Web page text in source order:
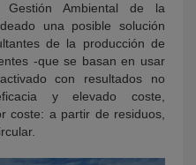
Ambiental de la
una posible solución
de la producción de
-que se basan en usar
con resultados no
y elevado coste,
coste: a partir de residuos,